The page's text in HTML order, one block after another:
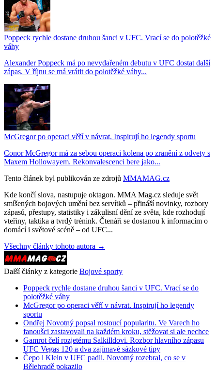
Poppeck rychle dostane druhou šanci v UFC. Vrací se do polotěžké
váhy
Alexander Poppeck má po nevydařeném debutu v UFC dostat další
zápas. V říjnu se má vrátit do polotěžké váhy...
McGregor po operaci věří v návrat. Inspirují ho legendy sportu
Conor McGregor má za sebou operaci kolena po zranění z odvety s
Maxem Hollowayem. Rekonvalescenci bere jako...
Tento článek byl publikován ze zdrojů MMAMAG.cz
Kde končí slova, nastupuje oktagon. MMA Mag.cz sleduje svět
smíšených bojových umění bez servítků – přináší novinky, rozbory
zápasů, přestupy, statistiky i zákulisní dění ze světa, kde rozhodují
vteřiny, taktika a tvrdý trénink. Čtenáři se dostanou k informacím o
domácí i světové scéně – od UFC...
Všechny články tohoto autora →
Další články z kategorie Bojové sporty
Poppeck rychle dostane druhou šanci v UFC. Vrací se do
polotěžké váhy
McGregor po operaci věří v návrat. Inspirují ho legendy
sportu
Ondřej Novotný popsal rostoucí popularitu. Ve Varech ho
fanoušci zastavovali na každém kroku, stěžovat si ale nechce
Gamrot čelí rozjetému Salkilldovi. Rozbor hlavního zápasu
UFC Vegas 120 a dva zajímavé sázkové tipy
Čepo i Klein v UFC padli. Novotný rozebral, co se v
Bělehradě pokazilo